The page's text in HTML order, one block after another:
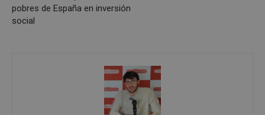
pobres de España en inversión
social
Cookies de preferencias
Las cookies estrictamente necesarias permiten la
funcionalidad principal del sitio web, como el
inicio de sesión de usuario y la gestión de cuentas.
El sitio web no se puede utilizar correctamente sin
las cookies estrictamente necesarias.